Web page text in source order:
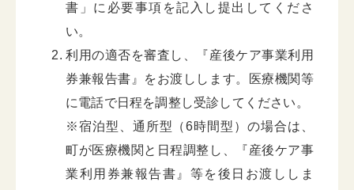
書」に必要事項を記入し提出してくださ
い。
利用の適否を審査し、『産後ケア事業利用
券兼報告書』をお渡しします。医療機関等
に電話で日程を調整し受診してください。
※宿泊型、通所型（6時間型）の場合は、
町が医療機関と日程調整し、『産後ケア事
業利用券兼報告書』等を後日お渡ししま